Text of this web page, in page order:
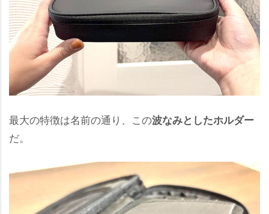
最大の特徴は名前の通り、この波なみとしたホルダー
だ。